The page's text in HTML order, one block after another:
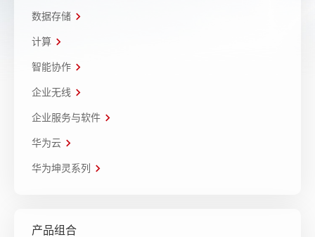
数据存储
计算
智能协作
企业无线
企业服务与软件
华为云
华为坤灵系列
产品组合